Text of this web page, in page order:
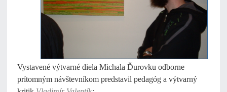
Vystavené výtvarné diela Michala Ďurovku odborne
prítomným návštevníkom predstavil pedagóg a výtvarný